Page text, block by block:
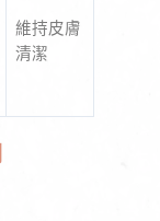
維持皮膚
清潔